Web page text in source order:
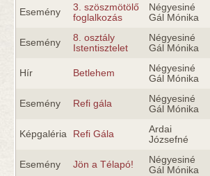
Esemény
3. szöszmötölő
foglalkozás
Négyesiné
Gál Mónika
Esemény
8. osztály
Istentisztelet
Négyesiné
Gál Mónika
Hír Betlehem
Négyesiné
Gál Mónika
Esemény Refi gála
Négyesiné
Gál Mónika
Képgaléria Refi Gála
Ardai
Józsefné
Esemény Jön a Télapó!
Négyesiné
Gál Mónika